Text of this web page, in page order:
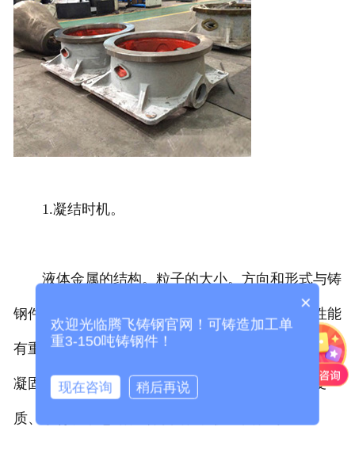
1.凝结时机。
液体金属的结构。粒子的大小。方向和形式与铸
钢件的凝固组织密切相关，对铸件的物理和力学性能
有重大影响。铸造的目的是获得所需的组织，以控制
凝固组织。因此，必须有效地控制组织的方法是变
质、孕育、动态结、顺序固化、快速固化等。
×
欢迎光临腾飞铸钢官网！可铸造加工单
重3-150吨铸钢件！
现在咨询 稍后再说